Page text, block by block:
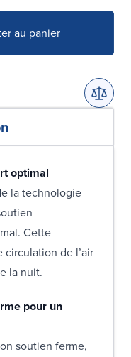
au panier
optimal
la technologie
Cette
de l’air
la nuit.
pour un
soutien ferme,